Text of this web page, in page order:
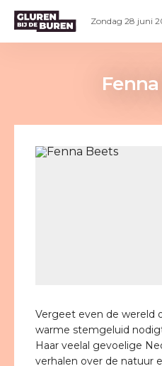
Vergeet even de wereld
warme stemgeluid
Haar veelal gevoelige
verhalen over de natuur
Zondag 28 juni